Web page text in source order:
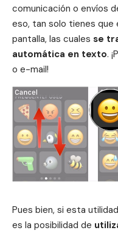
comunicación o envíos
eso, tan solo tienes que
pantalla, las cuales se
automática en texto.
o e-mail!
Pues bien, si esta
es la posibilidad de